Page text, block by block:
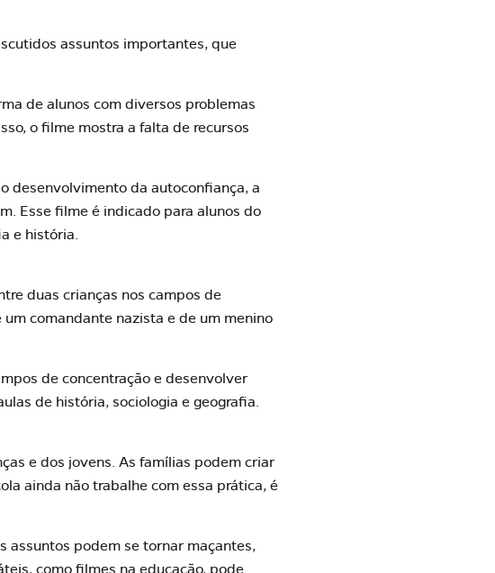
assuntos importantes, que
de alunos com diversos problemas
o filme mostra a falta de recursos
desenvolvimento da autoconfiança, a
Esse filme é indicado para alunos do
e história.
duas crianças nos campos de
comandante nazista e de um menino
de concentração e desenvolver
de história, sociologia e geografia.
e dos jovens. As famílias podem criar
ainda não trabalhe com essa prática, é
assuntos podem se tornar maçantes,
como filmes na educação, pode